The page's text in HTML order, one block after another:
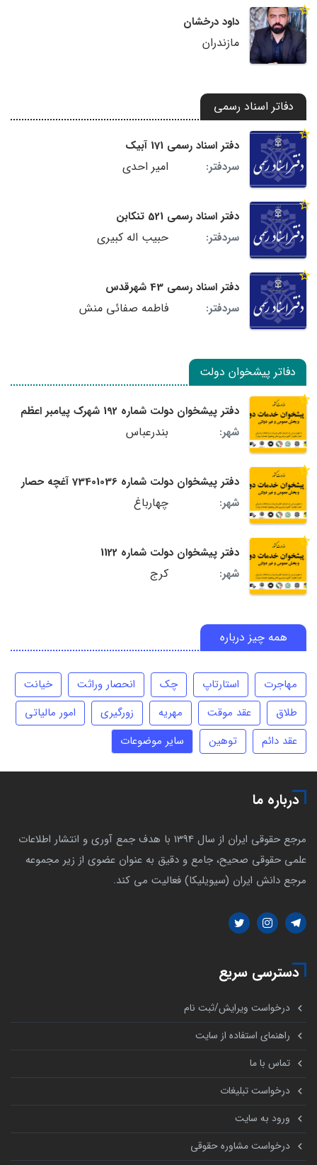
داود درخشان
مازندران
دفاتر اسناد رسمی
دفتر اسناد رسمی 171 آبیک
سردفتر:
امیر احدی
دفتر اسناد رسمی 521 تنکابن
سردفتر:
حبیب اله کبیری
دفتر اسناد رسمی 43 شهرقدس
سردفتر:
فاطمه صفائی منش
دفاتر پیشخوان دولت
دفتر پیشخوان دولت شماره 192 شهرک پیامبر اعظم
شهر:
بندرعباس
دفتر پیشخوان دولت شماره 73401036 آغچه حصار
شهر:
چهارباغ
دفتر پیشخوان دولت شماره 1122
شهر:
کرج
همه چیز درباره
مهاجرت استارتاپ چک انحصار وراثت
خیانت
طلاق
عقد موقت مهریه زورگیری
امور مالیاتی
عقد دائم
توهین سایر موضوعات
درباره ما
مرجع حقوقی ایران از سال 1394 با هدف جمع آوری و انتشار اطلاعات
علمی حقوقی صحیح، جامع و دقیق به عنوان عضوی از زیر مجموعه
مرجع دانش ایران (سیویلیکا) فعالیت می کند.
دسترسی سریع
درخواست ویرایش/ثبت نام
راهنمای استفاده از سایت
تماس با ما
درخواست تبلیغات
ورود به سایت
درخواست مشاوره حقوقی